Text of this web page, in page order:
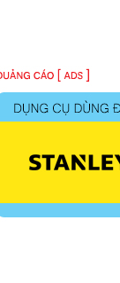
5 triệu - 10 triệu VNĐ